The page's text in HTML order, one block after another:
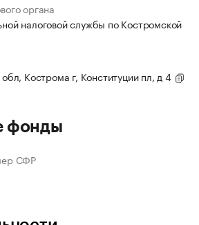
органа
налоговой службы по Костромской
Кострома г, Конституции пл, д 4
фонды
СФР